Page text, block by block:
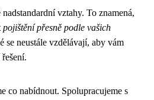
vztahy. To znamená,
pojištění přesně podle vašich
se neustále vzdělávají, aby vám
co nabídnout. Spolupracujeme s